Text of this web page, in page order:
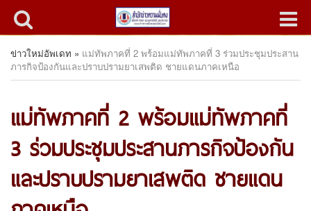
ข่าวใหม่อัพเดท » แม่ทัพภาคที่ 2 พร้อมแม่ทัพภาคที่ 3 ร่วมประชุมประสาน
ภารกิจป้องกันและปราบปรามยาเสพติด ชายแดนภาคเหนือ
แม่ทัพภาคที่ 2 พร้อมแม่ทัพภาคที่
3 ร่วมประชุมประสานภารกิจป้องกัน
และปราบปรามยาเสพติด ชายแดน